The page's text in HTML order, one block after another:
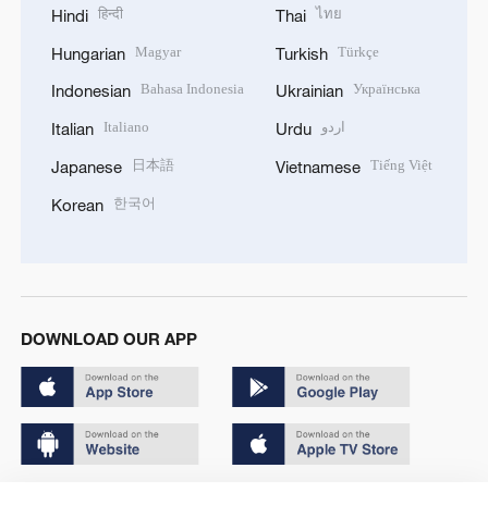
Hindi हिन्दी
Hungarian Magyar
Indonesian Bahasa Indonesia
Italian Italiano
Japanese 日本語
Korean 한국어
Thai ไทย
Turkish Türkçe
Ukrainian Українська
Urdu اردو
Vietnamese Tiếng Việt
DOWNLOAD OUR APP